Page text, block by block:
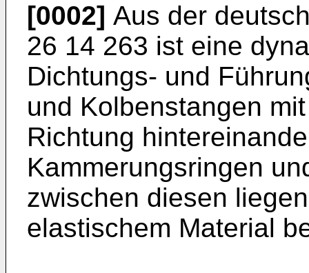
[0002] Aus der
26 14 263 ist eine
Dichtungs- und
und Kolbenstangen
Richtung
Kammerungsringen
zwischen diesen
elastischem Material